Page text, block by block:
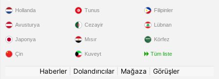
Hollanda
Avusturya
Japonya
Çin
Tunus
Cezayir
Mısır
Kuveyt
Filipinler
Lübnan
Körfez
Tüm liste
Haberler Dolandırıcılar Mağaza
Görüşler